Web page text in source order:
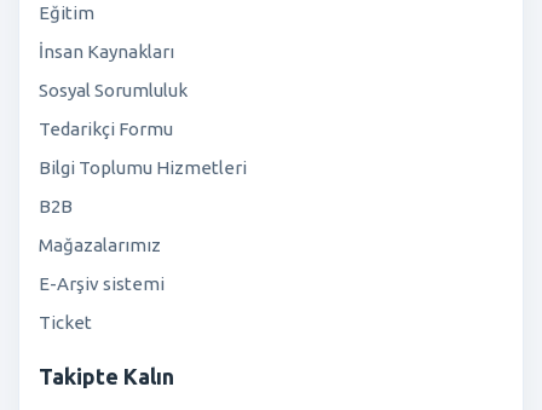
Eğitim
İnsan Kaynakları
Sosyal Sorumluluk
Tedarikçi Formu
Bilgi Toplumu Hizmetleri
B2B
Mağazalarımız
E-Arşiv sistemi
Ticket
Takipte Kalın